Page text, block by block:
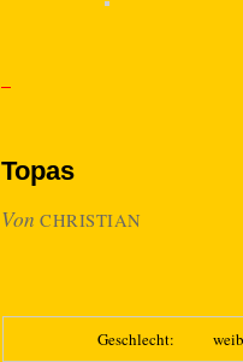
Topas
Von CHRISTIAN
Geschlecht: